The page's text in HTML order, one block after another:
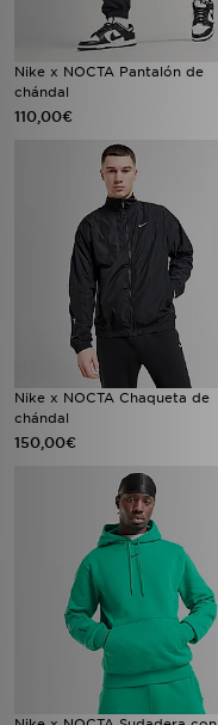
Nike x NOCTA Pantalón de
chándal
110,00€
Nike x NOCTA Chaqueta de
chándal
150,00€